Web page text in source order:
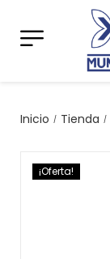
Inicio / Tienda /
¡Oferta!